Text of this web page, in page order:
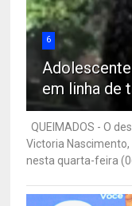
6
em linha de
QUEIMADOS - O
Victoria
nesta quarta-feira